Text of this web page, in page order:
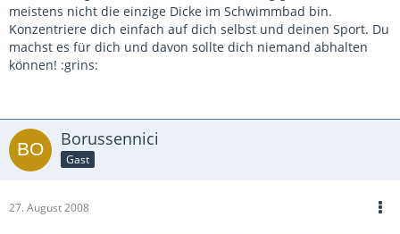
meistens nicht die einzige Dicke im Schwimmbad bin.
Konzentriere dich einfach auf dich selbst und deinen Sport. Du
machst es für dich und davon sollte dich niemand abhalten
können! :grins:
Borussennici
Gast
27. August 2008